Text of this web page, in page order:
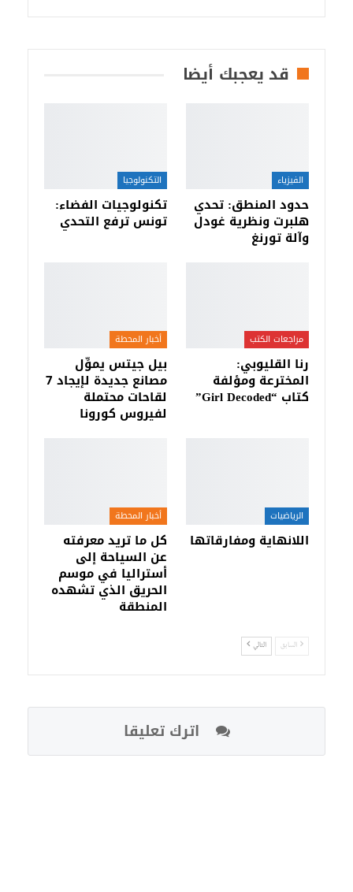
قد يعجبك أيضا
الفيزياء
حدود المنطق: تحدي
هلبرت ونظرية غودل
وآلة تورنغ
التكنولوجيا
تكنولوجيات الفضاء:
تونس ترفع التحدي
مراجعات الكتب
رنا القليوبي:
المخترعة ومؤلفة
كتاب “Girl Decoded”
أخبار المحطة
بيل جيتس يموِّل
مصانع جديدة لإيجاد 7
لقاحات محتملة
لفيروس كورونا
الرياضيات
اللانهاية ومفارقاتها
أخبار المحطة
كل ما تريد معرفته
عن السياحة إلى
أستراليا في موسم
الحريق الذي تشهده
المنطقة
السابق التالي
اترك تعليقا